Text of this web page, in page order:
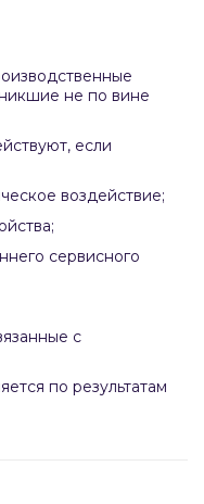
не по вине
если
воздействие;
сервисного
с
по результатам